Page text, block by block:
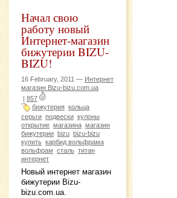
Начал свою
работу новый
Интернет-магазин
бижутерии BIZU-
BIZU!
16 February, 2011 — Интернет
магазин Bizu-bizu.com.ua
| 857
бижутерия кольца
серьги подвески кулоны
открытие магазина магазин
бижутерии bizu bizu-bizu
купить карбид вольфрама
вольфрам сталь титан
интернет
Новый интернет магазин
бижутерии Bizu-
bizu.com.ua.